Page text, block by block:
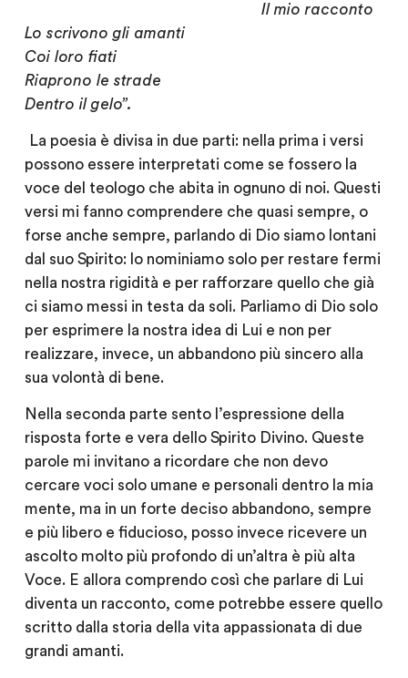
Il mio racconto
Lo scrivono gli amanti
Coi loro fiati
Riaprono le strade
Dentro il gelo”.
La poesia è divisa in due parti: nella prima i versi
possono essere interpretati come se fossero la
voce del teologo che abita in ognuno di noi. Questi
versi mi fanno comprendere che quasi sempre, o
forse anche sempre, parlando di Dio siamo lontani
dal suo Spirito: lo nominiamo solo per restare fermi
nella nostra rigidità e per rafforzare quello che già
ci siamo messi in testa da soli. Parliamo di Dio solo
per esprimere la nostra idea di Lui e non per
realizzare, invece, un abbandono più sincero alla
sua volontà di bene.
Nella seconda parte sento l’espressione della
risposta forte e vera dello Spirito Divino. Queste
parole mi invitano a ricordare che non devo
cercare voci solo umane e personali dentro la mia
mente, ma in un forte deciso abbandono, sempre
e più libero e fiducioso, posso invece ricevere un
ascolto molto più profondo di un’altra è più alta
Voce. E allora comprendo così che parlare di Lui
diventa un racconto, come potrebbe essere quello
scritto dalla storia della vita appassionata di due
grandi amanti.